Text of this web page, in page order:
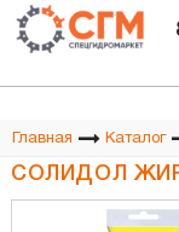
Главная Каталог
СОЛИДОЛ